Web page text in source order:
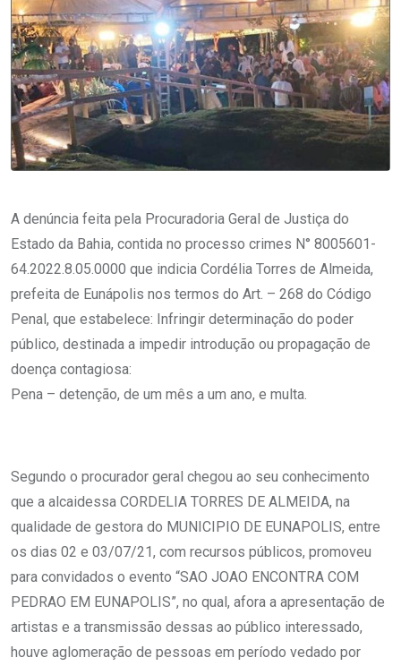
A denúncia feita pela Procuradoria Geral de Justiça do
Estado da Bahia, contida no processo crimes N° 8005601-
64.2022.8.05.0000 que indicia Cordélia Torres de Almeida,
prefeita de Eunápolis nos termos do Art. – 268 do Código
Penal, que estabelece: Infringir determinação do poder
público, destinada a impedir introdução ou propagação de
doença contagiosa:
Pena – detenção, de um mês a um ano, e multa.
Segundo o procurador geral chegou ao seu conhecimento
que a alcaidessa CORDELIA TORRES DE ALMEIDA, na
qualidade de gestora do MUNICIPIO DE EUNAPOLIS, entre
os dias 02 e 03/07/21, com recursos públicos, promoveu
para convidados o evento “SAO JOAO ENCONTRA COM
PEDRAO EM EUNAPOLIS”, no qual, afora a apresentação de
artistas e a transmissão dessas ao público interessado,
houve aglomeração de pessoas em período vedado por